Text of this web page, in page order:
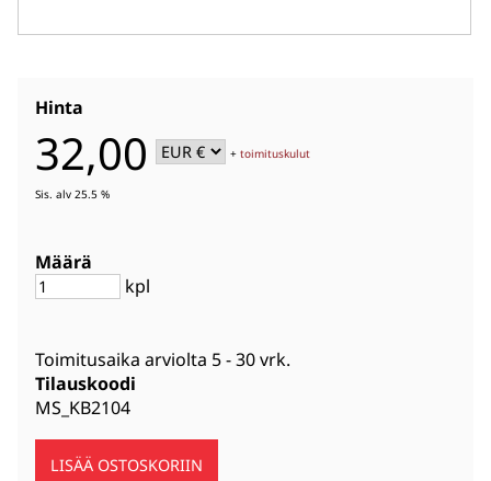
Hinta
32,00 +toimituskulut
Sis. alv 25.5 %
Määrä
kpl
Toimitusaika arviolta 5 - 30 vrk.
Tilauskoodi
MS_KB2104